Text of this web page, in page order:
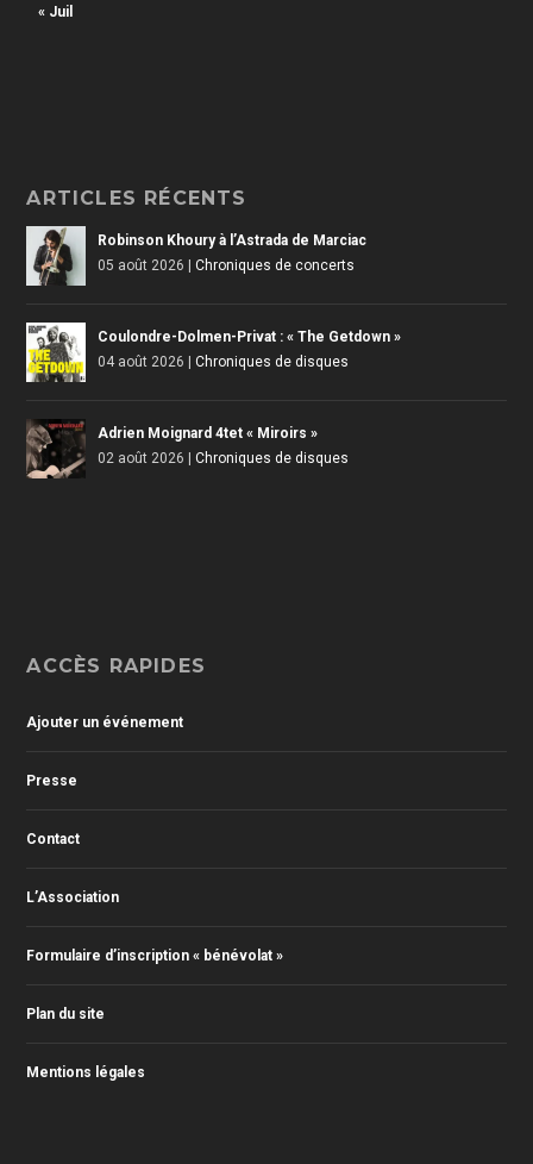
« Juil
ARTICLES RÉCENTS
Robinson Khoury à l’Astrada de Marciac
05 août 2026 |Chroniques de concerts
Coulondre-Dolmen-Privat : « The Getdown »
04 août 2026 |Chroniques de disques
Adrien Moignard 4tet « Miroirs »
02 août 2026 |Chroniques de disques
ACCÈS RAPIDES
Ajouter un événement
Presse
Contact
L’Association
Formulaire d’inscription « bénévolat »
Plan du site
Mentions légales